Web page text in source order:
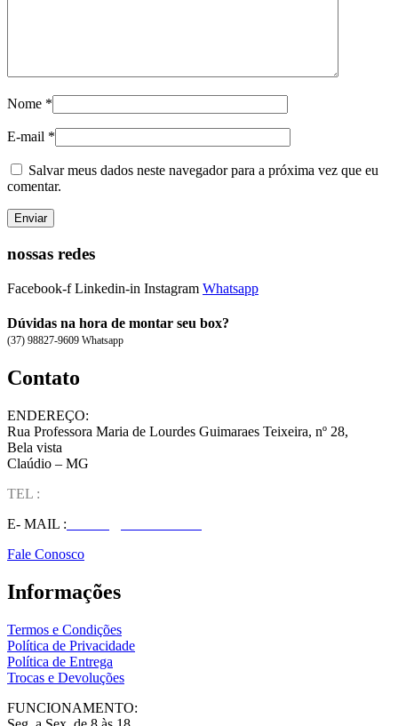
Nome *
E-mail *
Salvar meus dados neste navegador para a próxima vez que eu
comentar.
nossas redes
Facebook-f Linkedin-in Instagram Whatsapp
Dúvidas na hora de montar seu box?
(37) 98827-9609 Whatsapp
Contato
ENDEREÇO:
Rua Professora Maria de Lourdes Guimaraes Teixeira, nº 28,
Bela vista
Claúdio – MG
TEL :
E- MAIL :
Fale Conosco
Informações
Termos e Condições
Política de Privacidade
Política de Entrega
Trocas e Devoluções
FUNCIONAMENTO: